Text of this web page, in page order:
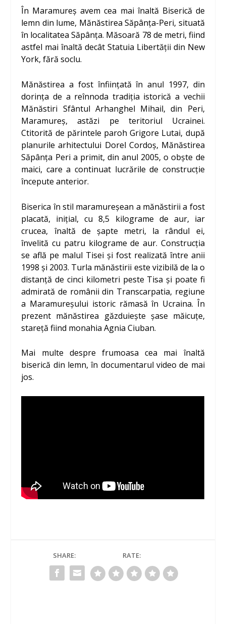
În Maramureș avem cea mai înaltă Biserică de
lemn din lume, Mănăstirea Săpânţa-Peri, situată
în localitatea Săpânța. Măsoară 78 de metri, fiind
astfel mai înaltă decât Statuia Libertății din New
York, fără soclu.
Mănăstirea a fost înființată în anul 1997, din
dorința de a reînnoda tradiția istorică a vechii
Mănăstiri Sfântul Arhanghel Mihail, din Peri,
Maramureș, astăzi pe teritoriul Ucrainei.
Ctitorită de părintele paroh Grigore Lutai, după
planurile arhitectului Dorel Cordoș, Mănăstirea
Săpânța Peri a primit, din anul 2005, o obște de
maici, care a continuat lucrările de construcție
începute anterior.
Biserica în stil maramureșean a mănăstirii a fost
placată, inițial, cu 8,5 kilograme de aur, iar
crucea, înaltă de șapte metri, la rândul ei,
învelită cu patru kilograme de aur. Construcția
se află pe malul Tisei și fost realizată între anii
1998 și 2003. Turla mănăstirii este vizibilă de la o
distanță de cinci kilometri peste Tisa și poate fi
admirată de românii din Transcarpatia, regiune
a Maramureșului istoric rămasă în Ucraina. În
prezent mănăstirea găzduiește șase măicuțe,
stareță fiind monahia Agnia Ciuban.
Mai multe despre frumoasa cea mai înaltă
biserică din lemn, în documentarul video de mai
jos.
SHARE: RATE: